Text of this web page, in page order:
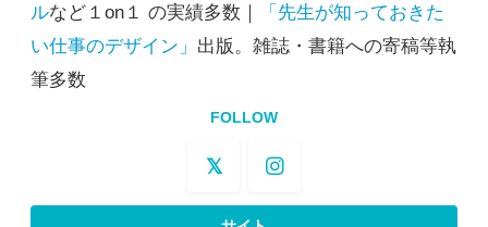
ルなど１on１ の実績多数｜
「先生が知っておきた
い仕事のデザイン」 出版。雑誌・書籍への寄稿等執
筆多数
FOLLOW